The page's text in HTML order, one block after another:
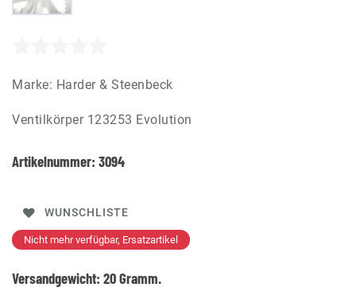
Marke: Harder & Steenbeck
Ventilkörper 123253 Evolution
Artikelnummer: 3094
WUNSCHLISTE
Nicht mehr verfügbar, Ersatzartikel
Versandgewicht: 20Gramm.